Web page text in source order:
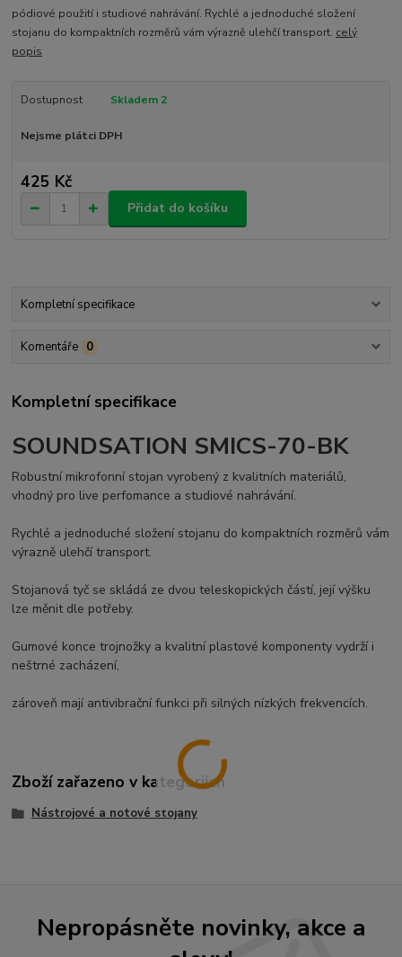
pódiové použití i studiové nahrávání. Rychlé a jednoduché složení
stojanu do kompaktních rozměrů vám výrazně ulehčí transport. celý
popis
Dostupnost Skladem 2
Nejsme plátci DPH
425 Kč
Přidat do košíku
Kompletní specifikace
Komentáře 0
Kompletní specifikace
SOUNDSATION SMICS-70-BK
Robustní mikrofonní stojan vyrobený z kvalitních materiálů,
vhodný pro live perfomance a studiové nahrávání.
Rychlé a jednoduché složení stojanu do kompaktních rozměrů vám
výrazně ulehčí transport.
Stojanová tyč se skládá ze dvou teleskopických částí, její výšku
lze měnit dle potřeby.
Gumové konce trojnožky a kvalitní plastové komponenty vydrží i
neštrné zacházení,
zároveň mají antivibrační funkci při silných nízkých frekvencích.
Zboží zařazeno v kategoriích
Nástrojové a notové stojany
Nepropásněte novinky, akce a